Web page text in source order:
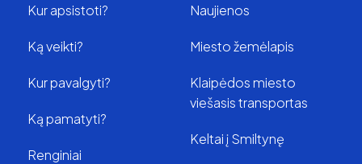
Kur apsistoti?
Ką veikti?
Kur pavalgyti?
Ką pamatyti?
Renginiai
Naujienos
Miesto žemėlapis
Klaipėdos miesto
viešasis transportas
Keltai į Smiltynę